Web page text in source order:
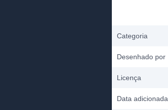
Categoria
Desenhado por
Licença
Data adicionada